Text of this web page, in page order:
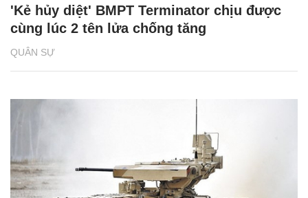
QUÂN SỰ
'Kẻ hủy diệt' BMPT Terminator chịu được
cùng lúc 2 tên lửa chống tăng